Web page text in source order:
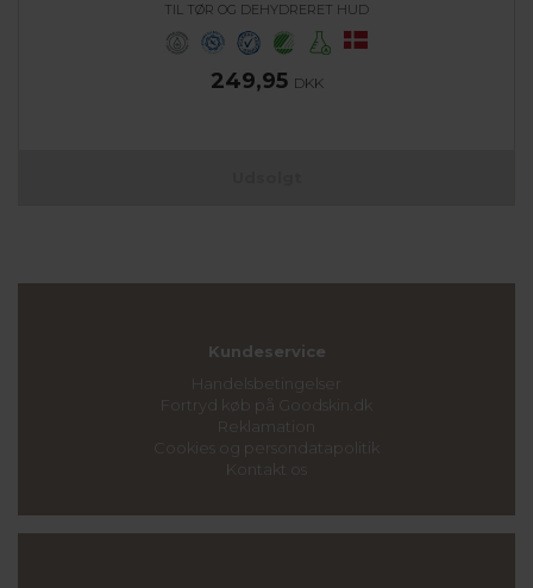
TIL TØR OG DEHYDRERET HUD
249,95 DKK
Kundeservice
Handelsbetingelser
Fortryd køb på Goodskin.dk
Reklamation
Cookies og persondatapolitik
Kontakt os